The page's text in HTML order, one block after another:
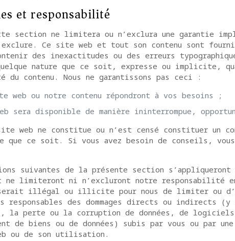
et responsabilité
section ne limitera ou n’exclura une
Ce site web et tout son contenu sont
des inexactitudes ou des erreurs
nature que ce soit, expresse ou implicite,
du contenu. Nous ne garantissons pas ceci :
web ou notre contenu répondront à vos besoins ;
sera disponible de manière ininterrompue,
web ne constitue ou n’est censé constituer un
que ce soit. Si vous avez besoin de conseils,
suivantes de la présente section s’appliqueront
ne limiteront ni n’excluront notre responsabilité
illégal ou illicite pour nous de limiter ou
responsables des dommages directs ou indirects
la perte ou la corruption de données, de logiciels
de biens ou de données) subis par vous ou
ou de son utilisation.